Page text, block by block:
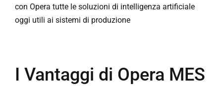
con Opera tutte le soluzioni di intelligenza artificiale
oggi utili ai sistemi di produzione
I Vantaggi di Opera MES